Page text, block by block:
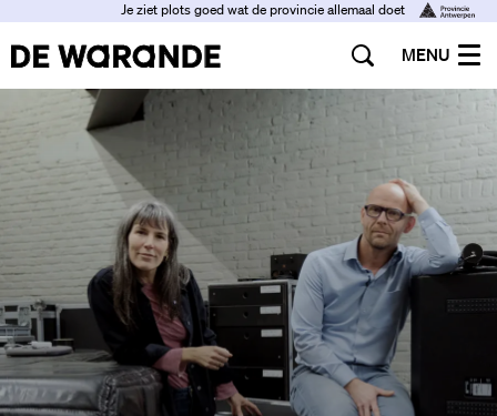
Je ziet plots goed wat de provincie allemaal doet
MENU